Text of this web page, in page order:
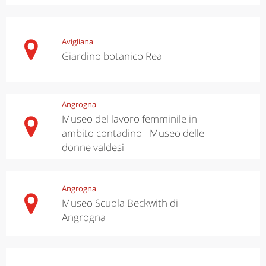
Avigliana
Giardino botanico Rea
Angrogna
Museo del lavoro femminile in
ambito contadino - Museo delle
donne valdesi
Angrogna
Museo Scuola Beckwith di
Angrogna